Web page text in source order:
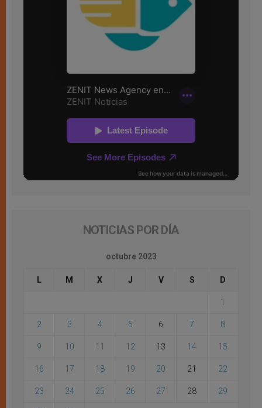
NOTICIAS POR DÍA
octubre 2023
L M X J V S D
1
2 3 4 5 6 7 8
9 10 11 12 13 14 15
16 17 18 19 20 21 22
23 24 25 26 27 28 29